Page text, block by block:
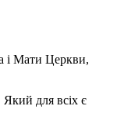
і Мати Церкви,
для всіх є